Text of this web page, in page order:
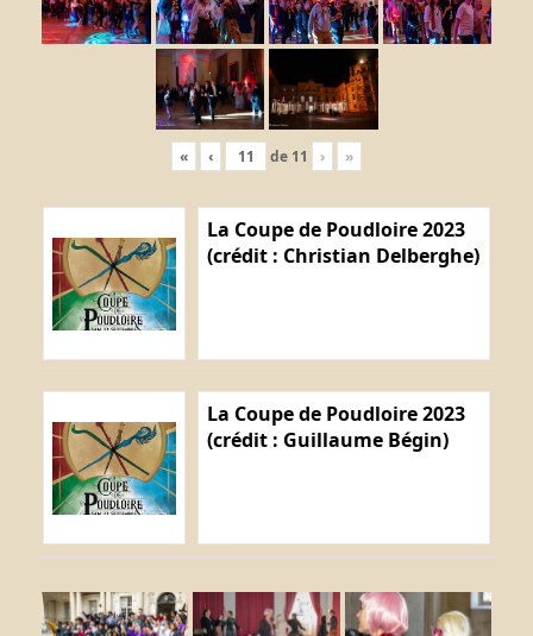
« ‹ de 11 › »
La Coupe de Poudloire 2023
(crédit : Christian Delberghe)
La Coupe de Poudloire 2023
(crédit : Guillaume Bégin)